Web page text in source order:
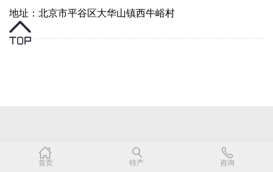
地址：北京市平谷区大华山镇西牛峪村
首页 特产 咨询